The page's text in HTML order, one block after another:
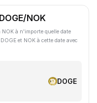
NOK
NOK à n'importe quelle date
et NOK à cette date avec
DOGE